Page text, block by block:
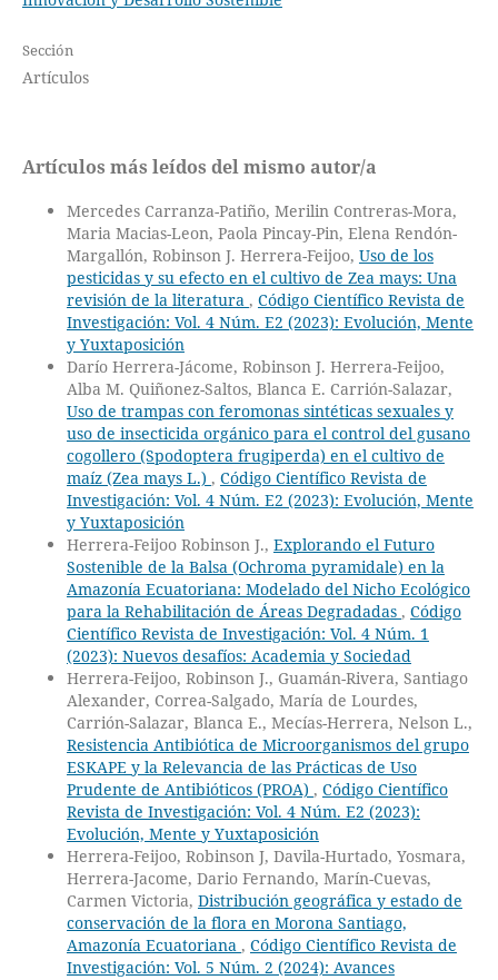
Sección
Artículos
Artículos más leídos del mismo autor/a
Mercedes Carranza-Patiño, Merilin Contreras-Mora,
Maria Macias-Leon, Paola Pincay-Pin, Elena Rendón-
Margallón, Robinson J. Herrera-Feijoo, Uso de los
pesticidas y su efecto en el cultivo de Zea mays: Una
revisión de la literatura , Código Científico Revista de
Investigación: Vol. 4 Núm. E2 (2023): Evolución, Mente
y Yuxtaposición
Darío Herrera-Jácome, Robinson J. Herrera-Feijoo,
Alba M. Quiñonez-Saltos, Blanca E. Carrión-Salazar,
Uso de trampas con feromonas sintéticas sexuales y
uso de insecticida orgánico para el control del gusano
cogollero (Spodoptera frugiperda) en el cultivo de
maíz (Zea mays L.) , Código Científico Revista de
Investigación: Vol. 4 Núm. E2 (2023): Evolución, Mente
y Yuxtaposición
Herrera-Feijoo Robinson J., Explorando el Futuro
Sostenible de la Balsa (Ochroma pyramidale) en la
Amazonía Ecuatoriana: Modelado del Nicho Ecológico
para la Rehabilitación de Áreas Degradadas , Código
Científico Revista de Investigación: Vol. 4 Núm. 1
(2023): Nuevos desafíos: Academia y Sociedad
Herrera-Feijoo, Robinson J., Guamán-Rivera, Santiago
Alexander, Correa-Salgado, María de Lourdes,
Carrión-Salazar, Blanca E., Mecías-Herrera, Nelson L.,
Resistencia Antibiótica de Microorganismos del grupo
ESKAPE y la Relevancia de las Prácticas de Uso
Prudente de Antibióticos (PROA) , Código Científico
Revista de Investigación: Vol. 4 Núm. E2 (2023):
Evolución, Mente y Yuxtaposición
Herrera-Feijoo, Robinson J, Davila-Hurtado, Yosmara,
Herrera-Jacome, Dario Fernando, Marín-Cuevas,
Carmen Victoria, Distribución geográfica y estado de
conservación de la flora en Morona Santiago,
Amazonía Ecuatoriana , Código Científico Revista de
Investigación: Vol. 5 Núm. 2 (2024): Avances